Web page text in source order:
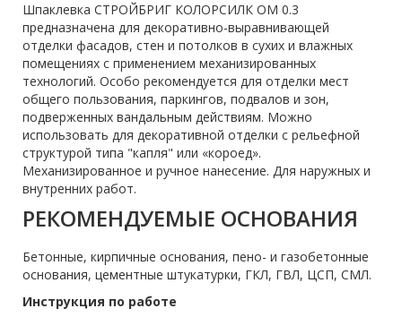
Шпаклевка СТРОЙБРИГ КОЛОРСИЛК ОМ 0.3
предназначена для декоративно-выравнивающей
отделки фасадов, стен и потолков в сухих и влажных
помещениях с применением механизированных
технологий. Особо рекомендуется для отделки мест
общего пользования, паркингов, подвалов и зон,
подверженных вандальным действиям. Можно
использовать для декоративной отделки с рельефной
структурой типа "капля" или «короед».
Механизированное и ручное нанесение. Для наружных и
внутренних работ.
РЕКОМЕНДУЕМЫЕ ОСНОВАНИЯ
Бетонные, кирпичные основания, пено- и газобетонные
основания, цементные штукатурки, ГКЛ, ГВЛ, ЦСП, СМЛ.
Инструкция по работе